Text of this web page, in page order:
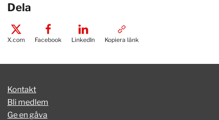
Dela
X.com Facebook LinkedIn Kopiera länk
Kontakt
Bli medlem
Ge en gåva